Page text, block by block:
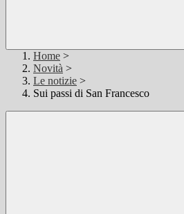
Home >
Novità >
Le notizie >
Sui passi di San Francesco